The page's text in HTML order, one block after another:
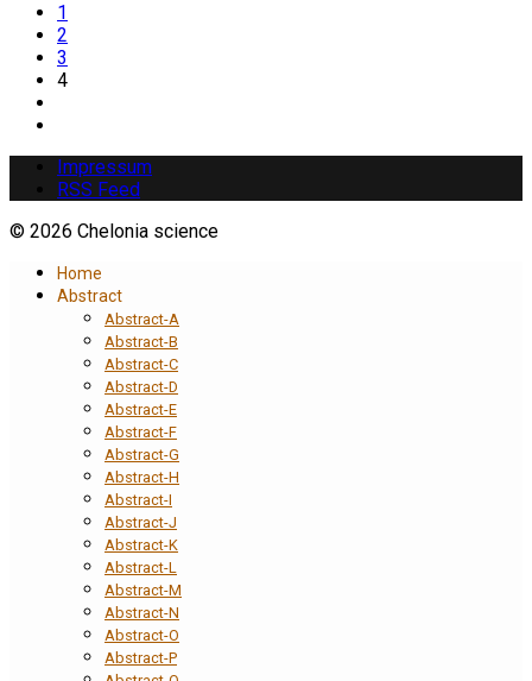
1
2
3
4
Impressum
RSS Feed
© 2026 Chelonia science
Home
Abstract
Abstract-A
Abstract-B
Abstract-C
Abstract-D
Abstract-E
Abstract-F
Abstract-G
Abstract-H
Abstract-I
Abstract-J
Abstract-K
Abstract-L
Abstract-M
Abstract-N
Abstract-O
Abstract-P